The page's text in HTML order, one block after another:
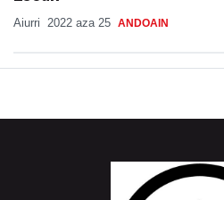
Aiurri 2022 aza 25 ANDOAIN